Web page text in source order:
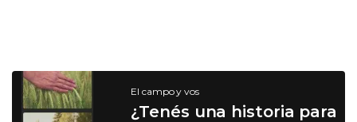
El campo y vos
¿Tenés una historia para